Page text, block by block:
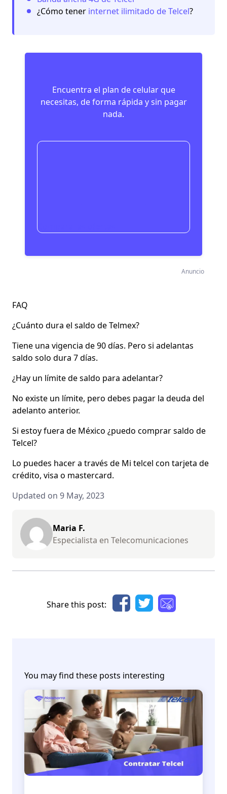
¿Cómo tener internet ilimitado de Telcel?
Encuentra el plan de celular que
necesitas, de forma rápida y sin pagar
nada.
Compara las ofertas
Anuncio
FAQ
¿Cuánto dura el saldo de Telmex?
Tiene una vigencia de 90 días. Pero si adelantas
saldo solo dura 7 días.
¿Hay un límite de saldo para adelantar?
No existe un límite, pero debes pagar la deuda del
adelanto anterior.
Si estoy fuera de México ¿puedo comprar saldo de
Telcel?
Lo puedes hacer a través de Mi telcel con tarjeta de
crédito, visa o mastercard.
Updated on 9 May, 2023
Maria F.
Especialista en Telecomunicaciones
Share this post:
You may find these posts interesting